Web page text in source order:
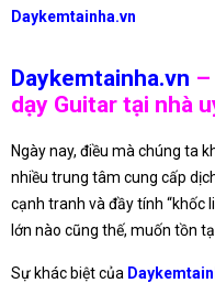
Daykemtainha.vn
Daykemtainha.vn
dạy Guitar tại nhà
Ngày nay, điều mà chúng ta
nhiều trung tâm cung cấp
cạnh tranh và đầy tính “khốc
lớn nào cũng thế, muốn tồn
Sự khác biệt của